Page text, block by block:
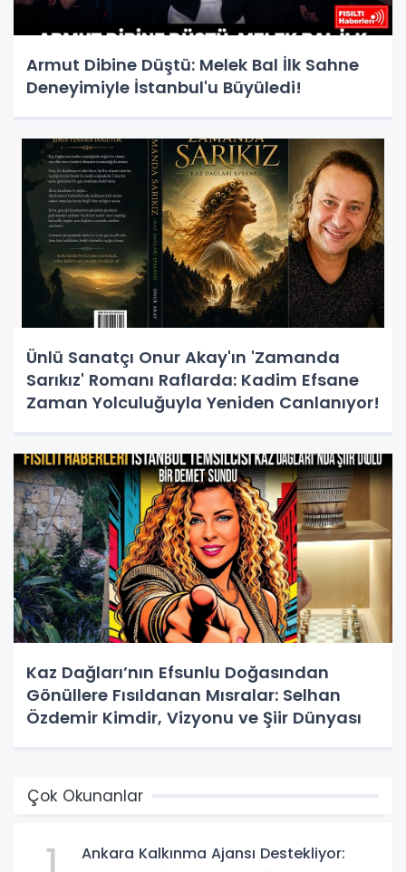
Armut Dibine Düştü: Melek Bal İlk Sahne
Deneyimiyle İstanbul'u Büyüledi!
Ünlü Sanatçı Onur Akay'ın 'Zamanda
Sarıkız' Romanı Raflarda: Kadim Efsane
Zaman Yolculuğuyla Yeniden Canlanıyor!
Kaz Dağları’nın Efsunlu Doğasından
Gönüllere Fısıldanan Mısralar: Selhan
Özdemir Kimdir, Vizyonu ve Şiir Dünyası
Çok Okunanlar
Ankara Kalkınma Ajansı Destekliyor: